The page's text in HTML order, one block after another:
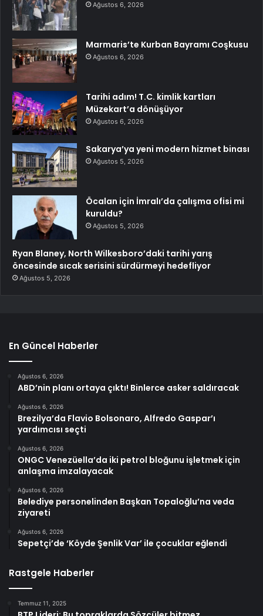
Ağustos 6, 2026
Marmaris’te Kurban Bayramı Coşkusu
Ağustos 6, 2026
Tarihi adım! T.C. kimlik kartları
Müzekart’a dönüşüyor
Ağustos 6, 2026
Sakarya’ya yeni modern hizmet binası
Ağustos 5, 2026
Öcalan için İmralı’da çalışma ofisi mi
kuruldu?
Ağustos 5, 2026
Ryan Blaney, North Wilkesboro’daki tarihi yarış
öncesinde sıcak serisini sürdürmeyi hedefliyor
Ağustos 5, 2026
En Güncel Haberler
Ağustos 6, 2026
ABD’nin planı ortaya çıktı! Binlerce asker saldıracak
Ağustos 6, 2026
Brezilya’da Flavio Bolsonaro, Alfredo Gaspar’ı
yardımcısı seçti
Ağustos 6, 2026
ONGC Venezüella’da iki petrol bloğunu işletmek için
anlaşma imzalayacak
Ağustos 6, 2026
Belediye personelinden Başkan Topaloğlu’na veda
ziyareti
Ağustos 6, 2026
Sepetçi’de ‘Köyde Şenlik Var’ ile çocuklar eğlendi
Rastgele Haberler
Temmuz 11, 2025